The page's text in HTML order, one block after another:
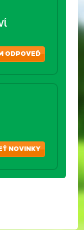
ODPOVEĎ
NOVINKY